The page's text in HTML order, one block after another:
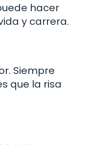
hacer
y carrera.
Siempre
que la risa